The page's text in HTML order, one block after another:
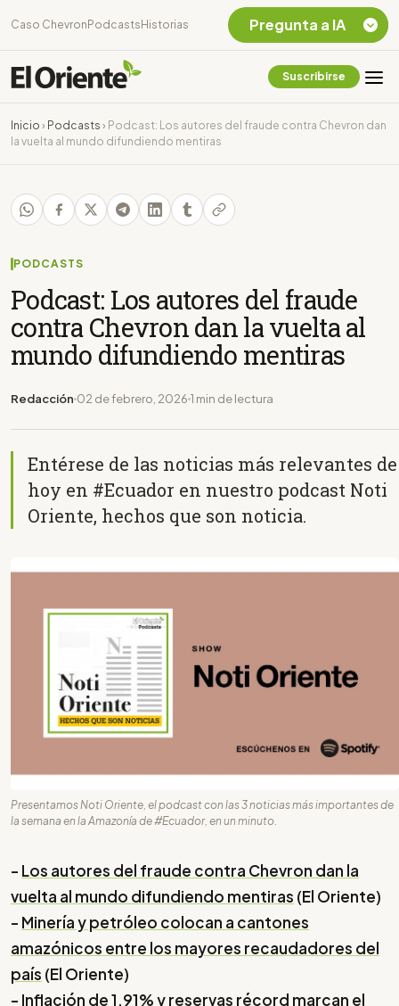
Caso Chevron Podcasts Historias
Suscribirse
Inicio › Podcasts › Podcast: Los autores del fraude contra Chevron dan
la vuelta al mundo difundiendo mentiras
PODCASTS
Podcast: Los autores del fraude
contra Chevron dan la vuelta al
mundo difundiendo mentiras
Redacción 02 de febrero, 2026 1 min de lectura
Entérese de las noticias más relevantes de
hoy en #Ecuador en nuestro podcast Noti
Oriente, hechos que son noticia.
Presentamos Noti Oriente, el podcast con las 3 noticias más importantes de
la semana en la Amazonía de #Ecuador, en un minuto.
- Los autores del fraude contra Chevron dan la
vuelta al mundo difundiendo mentiras (El Oriente)
- Minería y petróleo colocan a cantones
amazónicos entre los mayores recaudadores del
país (El Oriente)
- Inflación de 1,91% y reservas récord marcan el
Pregunta a IA
Chevron Ecuador